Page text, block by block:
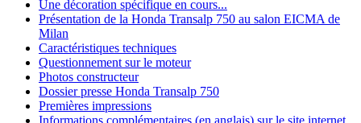
Une décoration spécifique en cours...
Présentation de la Honda Transalp 750 au salon EICMA de
Milan
Caractéristiques techniques
Questionnement sur le moteur
Photos constructeur
Dossier presse Honda Transalp 750
Premières impressions
Informations complémentaires (en anglais) sur le site internet